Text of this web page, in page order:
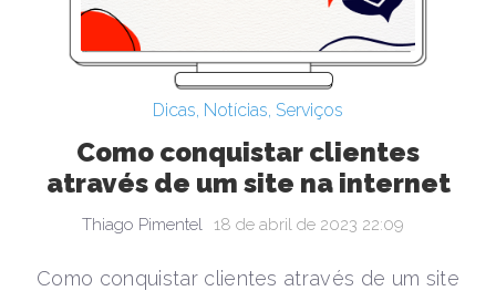
Dicas, Notícias, Serviços
Como conquistar clientes
através de um site na internet
Thiago Pimentel 18 de abril de 2023 22:09
Como conquistar clientes através de um site